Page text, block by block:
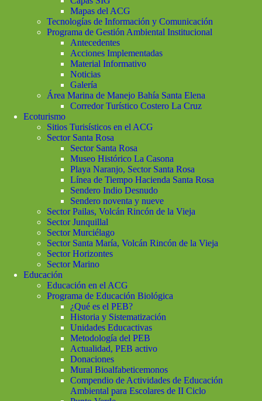
Mapas del ACG
Tecnologías de Información y Comunicación
Programa de Gestión Ambiental Institucional
Antecedentes
Acciones Implementadas
Material Informativo
Noticias
Galería
Área Marina de Manejo Bahía Santa Elena
Corredor Turístico Costero La Cruz
Ecoturismo
Sitios Turisísticos en el ACG
Sector Santa Rosa
Sector Santa Rosa
Museo Histórico La Casona
Playa Naranjo, Sector Santa Rosa
Línea de Tiempo Hacienda Santa Rosa
Sendero Indio Desnudo
Sendero noventa y nueve
Sector Pailas, Volcán Rincón de la Vieja
Sector Junquillal
Sector Murciélago
Sector Santa María, Volcán Rincón de la Vieja
Sector Horizontes
Sector Marino
Educación
Educación en el ACG
Programa de Educación Biológica
¿Qué es el PEB?
Historia y Sistematización
Unidades Educactivas
Metodología del PEB
Actualidad, PEB activo
Donaciones
Mural Bioalfabeticemonos
Compendio de Actividades de Educación
Ambiental para Escolares de II Ciclo